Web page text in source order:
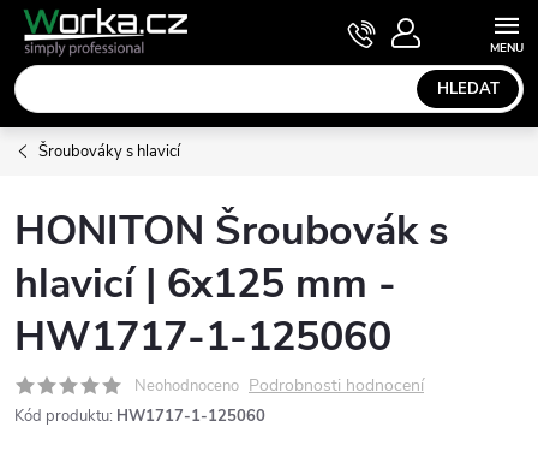
Přejít
obsah
HLEDAT
NÁKUPNÍ
KOŠÍK
Šroubováky s hlavicí
HONITON Šroubovák s
hlavicí | 6x125 mm -
HW1717-1-125060
Neohodnoceno Podrobnosti hodnocení
Kód produktu: HW1717-1-125060